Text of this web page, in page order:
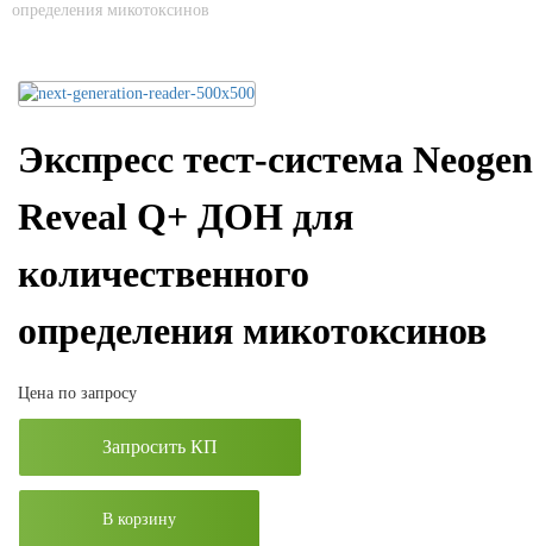
определения микотоксинов
Экспресс тест-система Neogen
Reveal Q+ ДОН для
количественного
определения микотоксинов
Цена по запросу
Запросить КП
В корзину